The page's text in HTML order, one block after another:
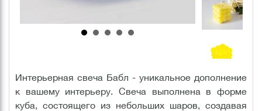
Интерьерная свеча Бабл - уникальное дополнение
к вашему интерьеру. Свеча выполнена в форме
куба, состоящего из небольших шаров, создавая